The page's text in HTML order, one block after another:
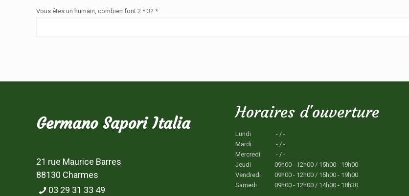
Vous êtes un humain, combien font 2 * 3? *
Germano Sapori Italia
21 rue Maurice Barres
88130 Charmes
03 29 31 33 49
Horaires d'ouverture
Lundi
- / -
Mardi
- / -
Mercredi
- / -
Jeudi
09h00 - 12h00 / 15h00 - 19h00
Vendredi
09h00 - 12h00 / 15h00 - 19h00
Samedi
09h00 - 12h00 / 14h00 - 18h30